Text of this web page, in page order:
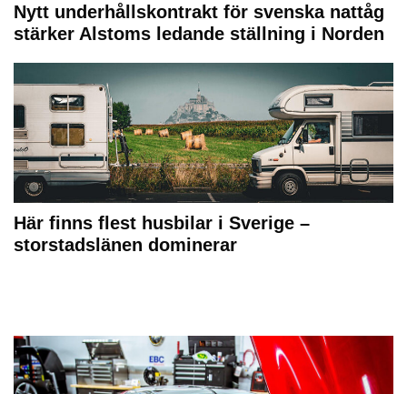
Nytt underhållskontrakt för svenska nattåg
stärker Alstoms ledande ställning i Norden
Här finns flest husbilar i Sverige –
storstadslänen dominerar